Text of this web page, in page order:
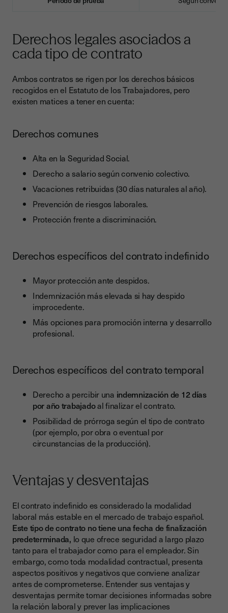
Derechos legales asociados a
cada tipo de contrato
Ambos contratos se rigen por los derechos básicos
recogidos en el Estatuto de los Trabajadores, pero
existen matices a tener en cuenta:
Derechos comunes
Alta en la Seguridad Social.
Derecho a salario según convenio colectivo.
Vacaciones retribuidas (30 días naturales al año).
Prevención de riesgos laborales.
Protección frente a discriminación.
Derechos específicos del contrato indefinido
Mayor protección ante despidos.
Indemnización más elevada si hay despido
improcedente.
Más opciones para promoción interna y desarrollo
profesional.
Derechos específicos del contrato temporal
Derecho a percibir una indemnización de 12 días
por año trabajadoal finalizar el contrato.
Posibilidad de prórroga según el tipo de contrato
(por ejemplo, por obra o eventual por
circunstancias de la producción).
Ventajas y desventajas
El contrato indefinido es considerado la modalidad
laboral más estable en el mercado de trabajo español.
Este tipo de contrato no tiene una fecha de finalización
predeterminada, lo que ofrece seguridad a largo plazo
tanto para el trabajador como para el empleador. Sin
embargo, como toda modalidad contractual, presenta
aspectos positivos y negativos que conviene analizar
antes de comprometerse. Entender sus ventajas y
desventajas permite tomar decisiones informadas sobre
la relación laboral y prever las implicaciones